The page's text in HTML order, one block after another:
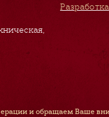
и обращаем Ваше